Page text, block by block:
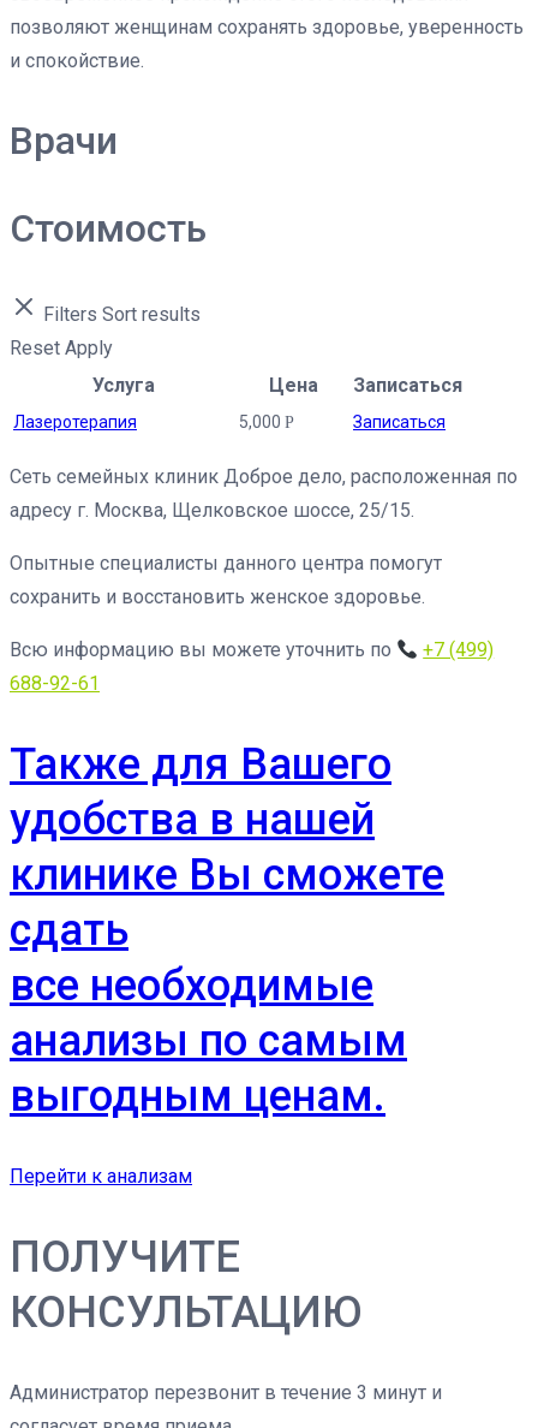
позволяют женщинам сохранять здоровье, уверенность
и спокойствие.
Врачи
Стоимость
Filters Sort results
Reset Apply
Услуга
Цена Записаться
Лазеротерапия 5,000 Р Записаться
Сеть семейных клиник Доброе дело, расположенная по
адресу г. Москва, Щелковское шоссе, 25/15.
Опытные специалисты данного центра помогут
сохранить и восстановить женское здоровье.
Всю информацию вы можете уточнить по
+7 (499)
688-92-61
Также для Вашего
удобства в нашей
клинике Вы сможете
сдать
все необходимые
анализы по самым
выгодным ценам.
Перейти к анализам
ПОЛУЧИТЕ
КОНСУЛЬТАЦИЮ
Администратор перезвонит в течение 3 минут и